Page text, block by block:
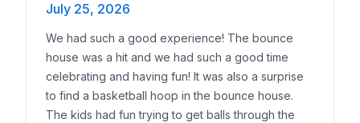
July 25, 2026
We had such a good experience! The bounce
house was a hit and we had such a good time
celebrating and having fun! It was also a surprise
to find a basketball hoop in the bounce house.
The kids had fun trying to get balls through the